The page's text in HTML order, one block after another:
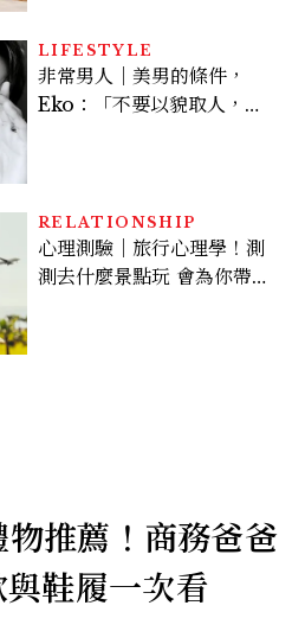
LIFESTYLE
非常男人｜美男的條件，
Eko：「不要以貌取人，內
RELATIONSHIP
心理測驗｜旅行心理學！測
測去什麼景點玩 會為你帶來
推薦！商務爸爸
鞋履一次看